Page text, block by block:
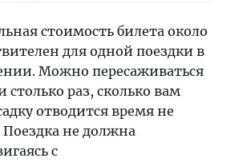
стоимость билета около
для одной поездки в
Можно пересаживаться
столько раз, сколько вам
отводится время не
не должна
с